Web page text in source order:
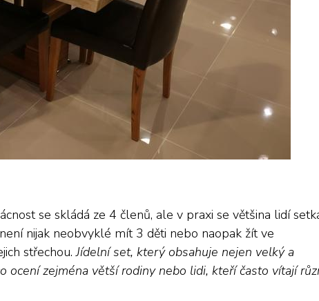
se skládá ze 4 členů, ale v praxi se většina lidí
nijak neobvyklé mít 3 děti nebo naopak žít ve
střechou.Jídelní set, který obsahuje nejen velký a
zejména větší rodiny nebo lidi, kteří často vítají